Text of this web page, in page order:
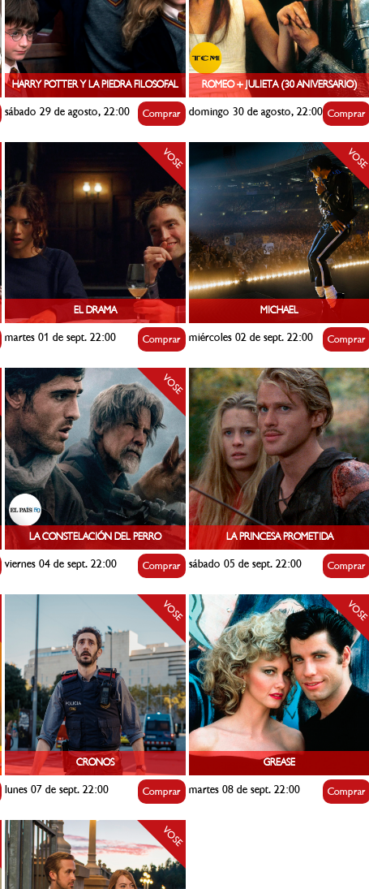
HARRY POTTER Y LA PIEDRA FILOSOFAL
sábado 29 de agosto, 22:00 Comprar
ROMEO + JULIETA (30 ANIVERSARIO)
domingo 30 de agosto, 22:00 Comprar
EL DRAMA
VOSE
martes 01 de sept. 22:00 Comprar
MICHAEL
VOSE
miércoles 02 de sept. 22:00 Comprar
LA CONSTELACIÓN DEL PERRO
VOSE
viernes 04 de sept. 22:00 Comprar
LA PRINCESA PROMETIDA
sábado 05 de sept. 22:00 Comprar
CRONOS
VOSE
lunes 07 de sept. 22:00 Comprar
GREASE
VOSE
martes 08 de sept. 22:00 Comprar
VOSE